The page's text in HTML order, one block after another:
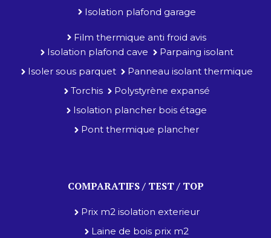
Isolation plafond garage
Film thermique anti froid avis
Isolation plafond cave
Parpaing isolant
Isoler sous parquet
Panneau isolant thermique
Torchis
Polystyrène expansé
Isolation plancher bois étage
Pont thermique plancher
COMPARATIFS / TEST / TOP
Prix m2 isolation exterieur
Laine de bois prix m2